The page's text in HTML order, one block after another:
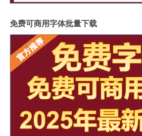
免费可商用字体批量下载